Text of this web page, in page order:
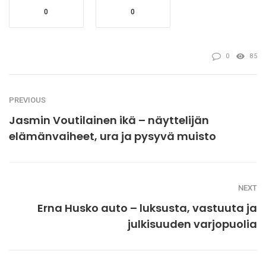
0 0
0 85
PREVIOUS
Jasmin Voutilainen ikä – näyttelijän
elämänvaiheet, ura ja pysyvä muisto
NEXT
Erna Husko auto – luksusta, vastuuta ja
julkisuuden varjopuolia